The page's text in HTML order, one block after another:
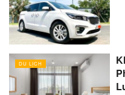
DU LỊCH